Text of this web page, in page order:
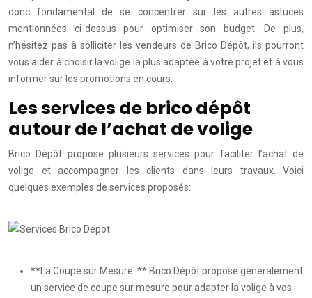
donc fondamental de se concentrer sur les autres astuces
mentionnées ci-dessus pour optimiser son budget. De plus,
n’hésitez pas à solliciter les vendeurs de Brico Dépôt, ils pourront
vous aider à choisir la volige la plus adaptée à votre projet et à vous
informer sur les promotions en cours.
Les services de brico dépôt
autour de l’achat de volige
Brico Dépôt propose plusieurs services pour faciliter l’achat de
volige et accompagner les clients dans leurs travaux. Voici
quelques exemples de services proposés:
**La Coupe sur Mesure :** Brico Dépôt propose généralement
un service de coupe sur mesure pour adapter la volige à vos